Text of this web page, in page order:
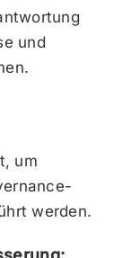
und
um
werden.